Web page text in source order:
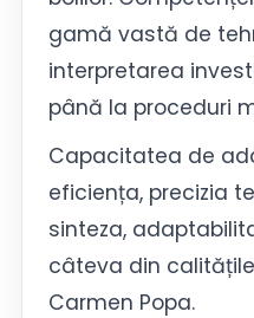
gamă vastă de
interpretarea
până la proceduri
Capacitatea de
eficiența, precizia
sinteza,
câteva din
Carmen Popa.